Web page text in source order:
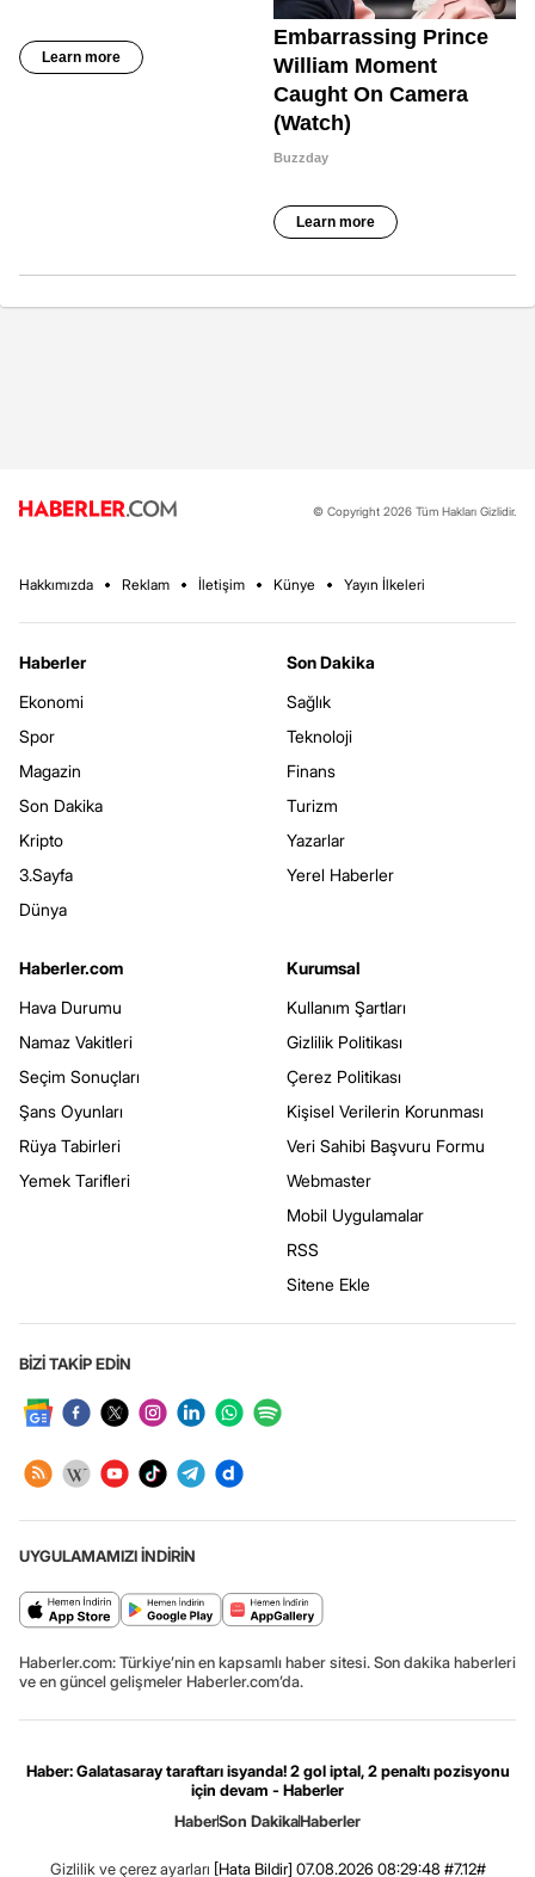
© Copyright 2026 Tüm Hakları Gizlidir.
Hakkımızda Reklam İletişim Künye Yayın İlkeleri
Haberler
Ekonomi
Spor
Magazin
Son Dakika
Kripto
3.Sayfa
Dünya
Son Dakika
Sağlık
Teknoloji
Finans
Turizm
Yazarlar
Yerel Haberler
Haberler.com
Hava Durumu
Namaz Vakitleri
Seçim Sonuçları
Şans Oyunları
Rüya Tabirleri
Yemek Tarifleri
Kurumsal
Kullanım Şartları
Gizlilik Politikası
Çerez Politikası
Kişisel Verilerin Korunması
Veri Sahibi Başvuru Formu
Webmaster
Mobil Uygulamalar
RSS
Sitene Ekle
BİZİ TAKİP EDİN
UYGULAMAMIZI İNDİRİN
Haberler.com: Türkiye’nin en kapsamlı haber sitesi. Son dakika haberleri
ve en güncel gelişmeler Haberler.com’da.
Haber: Galatasaray taraftarı isyanda! 2 gol iptal, 2 penaltı pozisyonu
için devam - Haberler
HaberSon DakikaHaberler
Gizlilik ve çerez ayarları [Hata Bildir] 07.08.2026 08:29:48 #7.12#